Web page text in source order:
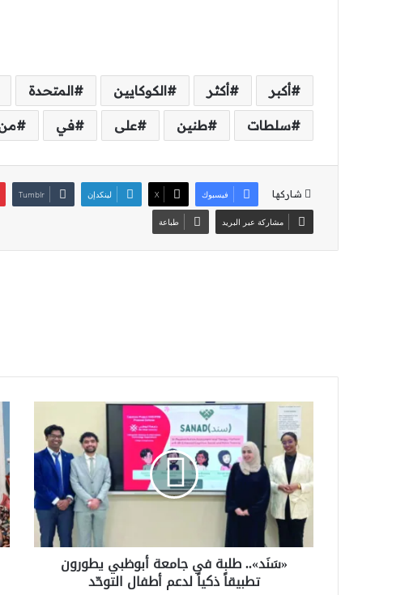
أكبر أكثر الكوكايين المتحدة
سلطات طنين على في
شاركها فيسبوك ‫X لينكدإن
مشاركة عبر البريد طباعة
«سَنَد»..
طلبة
في
جامعة
أبوظبي
يطورون
تطبيقاً
ذكياً
لدعم
أطفال«سَنَد».. طلبة في جامعة أبوظبي يطورون
تطبيقاً ذكياً لدعم أطفال التوحّد